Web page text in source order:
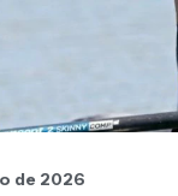
de 2026